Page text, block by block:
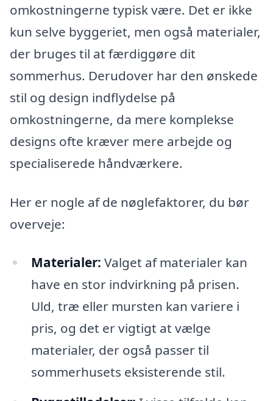
omkostningerne typisk være. Det er ikke
kun selve byggeriet, men også materialer,
der bruges til at færdiggøre dit
sommerhus. Derudover har den ønskede
stil og design indflydelse på
omkostningerne, da mere komplekse
designs ofte kræver mere arbejde og
specialiserede håndværkere.
Her er nogle af de nøglefaktorer, du bør
overveje:
Materialer: Valget af materialer kan
have en stor indvirkning på prisen.
Uld, træ eller mursten kan variere i
pris, og det er vigtigt at vælge
materialer, der også passer til
sommerhusets eksisterende stil.